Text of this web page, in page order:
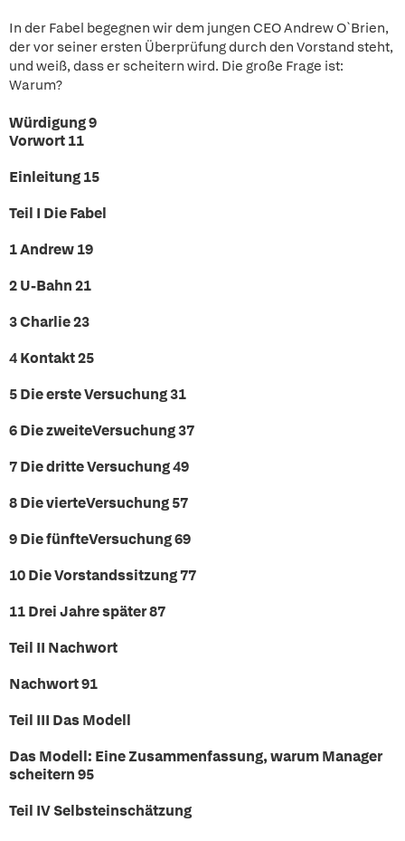
In der Fabel begegnen wir dem jungen CEO Andrew O`Brien,
der vor seiner ersten Überprüfung durch den Vorstand steht,
und weiß, dass er scheitern wird. Die große Frage ist:
Warum?
Würdigung 9
Vorwort 11
Einleitung 15
Teil I Die Fabel
1 Andrew 19
2 U-Bahn 21
3 Charlie 23
4 Kontakt 25
5 Die erste Versuchung 31
6 Die zweiteVersuchung 37
7 Die dritte Versuchung 49
8 Die vierteVersuchung 57
9 Die fünfteVersuchung 69
10 Die Vorstandssitzung 77
11 Drei Jahre später 87
Teil II Nachwort
Nachwort 91
Teil III Das Modell
Das Modell: Eine Zusammenfassung, warum Manager
scheitern 95
Teil IV Selbsteinschätzung